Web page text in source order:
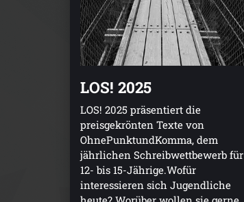
LOS! 2025
LOS! 2025 präsentiert die
preisgekrönten Texte von
OhnePunktundKomma, dem
jährlichen Schreibwettbewerb für
12- bis 15-Jährige.Wofür
interessieren sich Jugendliche